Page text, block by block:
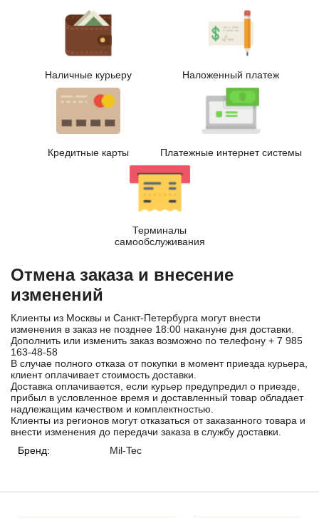
Наличные курьеру Наложенный платеж
Кредитные карты Платежные интернет системы
Терминалы
самообслуживания
Отмена заказа и внесение
изменений
Клиенты из Москвы и Санкт-Петербурга могут внести
изменения в заказ не позднее 18:00 накануне дня доставки.
Дополнить или изменить заказ возможно по телефону + 7 985
163-48-58
В случае полного отказа от покупки в момент приезда курьера,
клиент оплачивает стоимость доставки.
Доставка оплачивается, если курьер предупредил о приезде,
прибыл в условленное время и доставленный товар обладает
надлежащим качеством и комплектностью.
Клиенты из регионов могут отказаться от заказанного товара и
внести изменения до передачи заказа в службу доставки.
Бренд:
Mil-Tec